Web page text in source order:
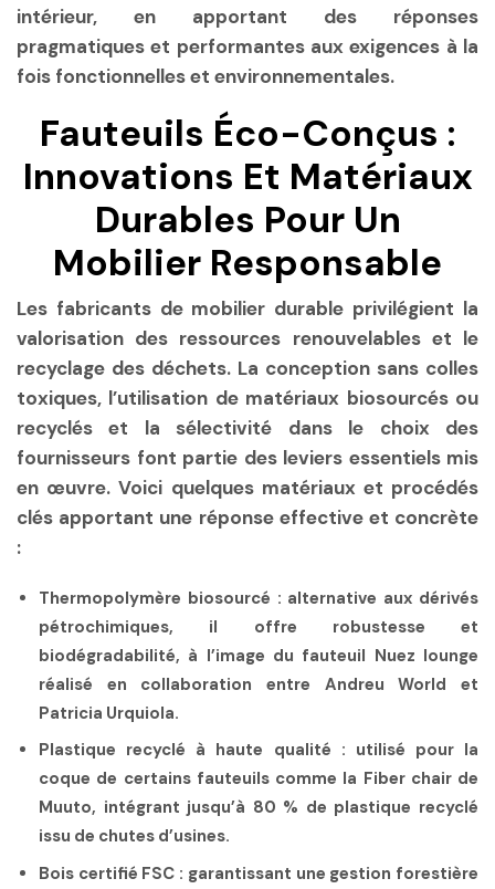
intérieur, en apportant des réponses
pragmatiques et performantes aux exigences à la
fois fonctionnelles et environnementales.
Fauteuils Éco-Conçus :
Innovations Et Matériaux
Durables Pour Un
Mobilier Responsable
Les fabricants de mobilier durable privilégient la
valorisation des ressources renouvelables et le
recyclage des déchets. La conception sans colles
toxiques, l’utilisation de matériaux biosourcés ou
recyclés et la sélectivité dans le choix des
fournisseurs font partie des leviers essentiels mis
en œuvre. Voici quelques matériaux et procédés
clés apportant une réponse effective et concrète
:
Thermopolymère biosourcé : alternative aux dérivés
pétrochimiques, il offre robustesse et
biodégradabilité, à l’image du fauteuil Nuez lounge
réalisé en collaboration entre Andreu World et
Patricia Urquiola.
Plastique recyclé à haute qualité : utilisé pour la
coque de certains fauteuils comme la Fiber chair de
Muuto, intégrant jusqu’à 80 % de plastique recyclé
issu de chutes d’usines.
Bois certifié FSC : garantissant une gestion forestière